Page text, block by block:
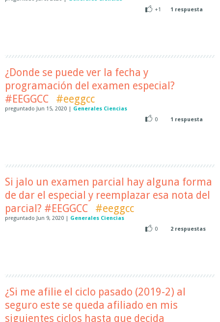
+1
1 respuesta
¿Donde se puede ver la fecha y
programación del examen especial?
#EEGGCC
#eeggcc
preguntado Jun 15, 2020 | Generales Ciencias
0
1 respuesta
Si jalo un examen parcial hay alguna forma
de dar el especial y reemplazar esa nota del
parcial? #EEGGCC
#eeggcc
preguntado Jun 9, 2020 | Generales Ciencias
0
2 respuestas
¿Si me afilie el ciclo pasado (2019-2) al
seguro este se queda afiliado en mis
siguientes ciclos hasta que decida